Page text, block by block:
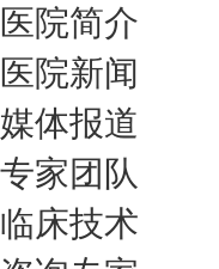
医院简介
医院新闻
媒体报道
专家团队
临床技术